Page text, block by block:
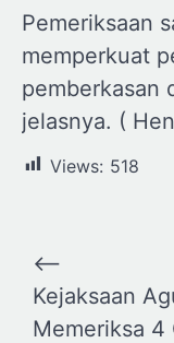
Pemeriksaan
memperkuat
pemberkasan
jelasnya. (
Views: 518
Navigasi
pos
⟵
Kejaksaan
Memeriksa 4